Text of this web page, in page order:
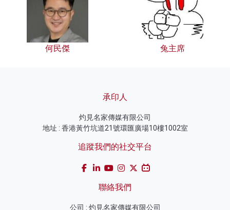
何民傑 兔主席
承印人
灼見名家傳媒有限公司
地址 : 香港黃竹坑道21號環匯廣場10樓1002室
追蹤我們的社交平台
聯絡我們
公司 : 灼見名家傳媒有限公司